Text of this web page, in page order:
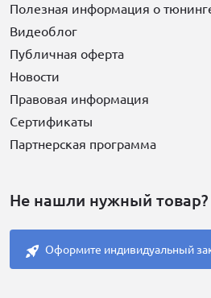
Полезная информация о
Видеоблог
Публичная оферта
Новости
Правовая информация
Сертификаты
Партнерская программа
Не нашли нужный товар?
Оформите индивидуальный